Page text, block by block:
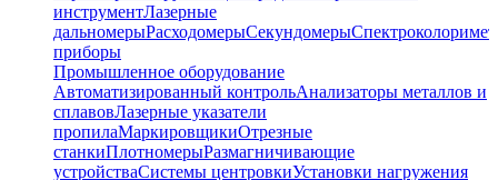
инструментЛазерные
дальномерыРасходомерыСекундомеры
приборы
Промышленное оборудование
Автоматизированный контрольАнализаторы металлов и
сплавовЛазерные указатели
пропилаМаркировщикиОтрезные
станкиПлотномерыРазмагничивающие
устройстваСистемы центровкиУстановки нагружения